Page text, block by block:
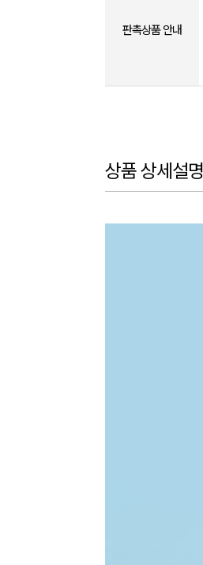
판촉상품 안내
상품 상세설명